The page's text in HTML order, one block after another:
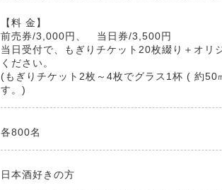
【料 金】
前売券/3,000円、 当日券/3,500円
当日受付で、もぎりチケット20枚綴り＋オリ
ください。
(もぎりチケット2枚～4枚でグラス1杯 ( 約50
す。)
各800名
日本酒好きの方